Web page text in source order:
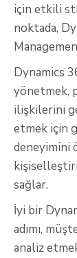
için etkili
noktada,
Dynamics
yönetmek,
ilişkilerini
etmek için
deneyimini
sağlar.
İyi bir
adımı,
analiz